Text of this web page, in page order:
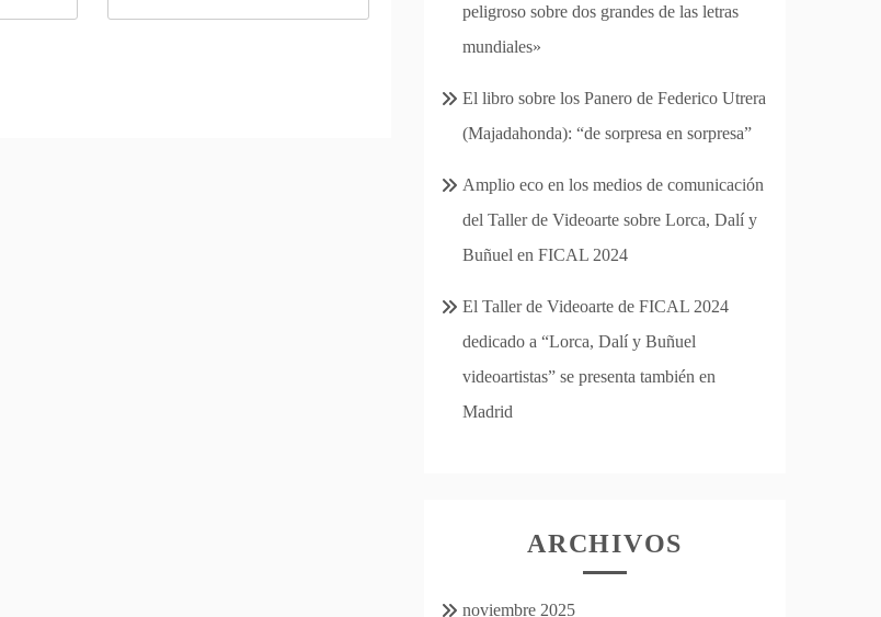
peligroso sobre dos grandes de las letras
mundiales»
El libro sobre los Panero de Federico Utrera
(Majadahonda): “de sorpresa en sorpresa”
Amplio eco en los medios de comunicación
del Taller de Videoarte sobre Lorca, Dalí y
Buñuel en FICAL 2024
El Taller de Videoarte de FICAL 2024
dedicado a “Lorca, Dalí y Buñuel
videoartistas” se presenta también en
Madrid
ARCHIVOS
noviembre 2025